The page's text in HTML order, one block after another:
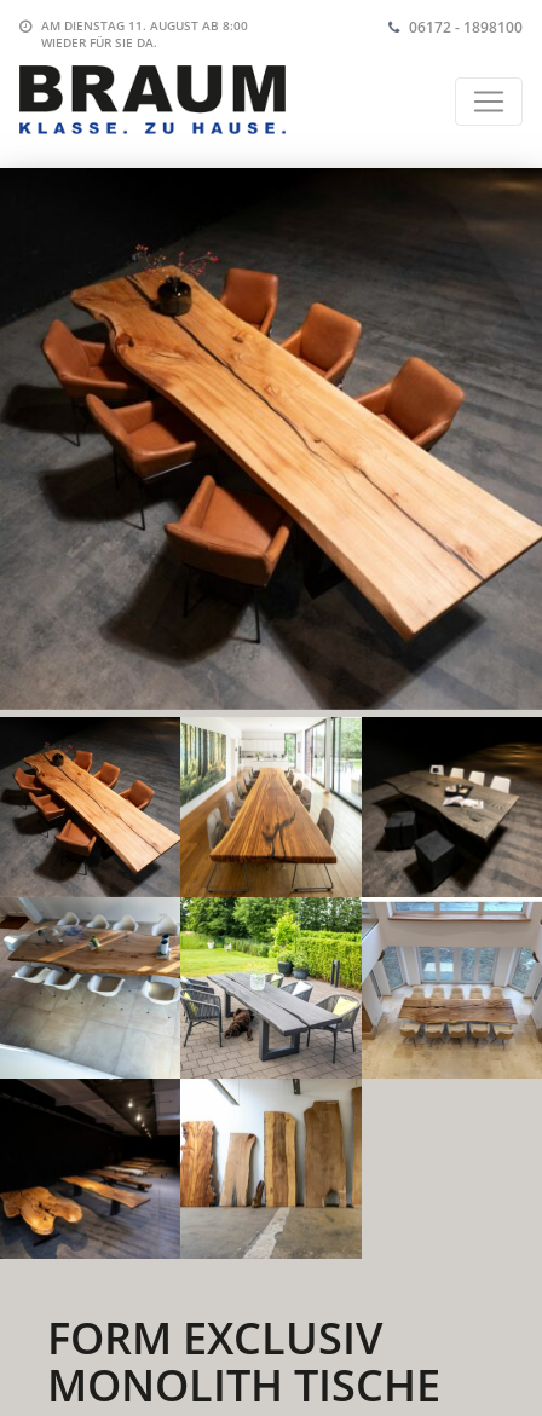
AM DIENSTAG 11. AUGUST AB 8:00
WIEDER FÜR SIE DA.
06172 - 1898100
FORM EXCLUSIV
MONOLITH TISCHE